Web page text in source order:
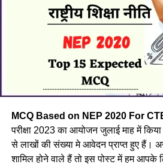
MCQ Based on NEP 2020 For
परीक्षा 2023 का आयोजन जुलाई माह में
से लाखों की संख्या मे आवेदन प्राप्त हुए हैं।
शामिल होने वाले हैं तो इस पोस्ट में हम आपके